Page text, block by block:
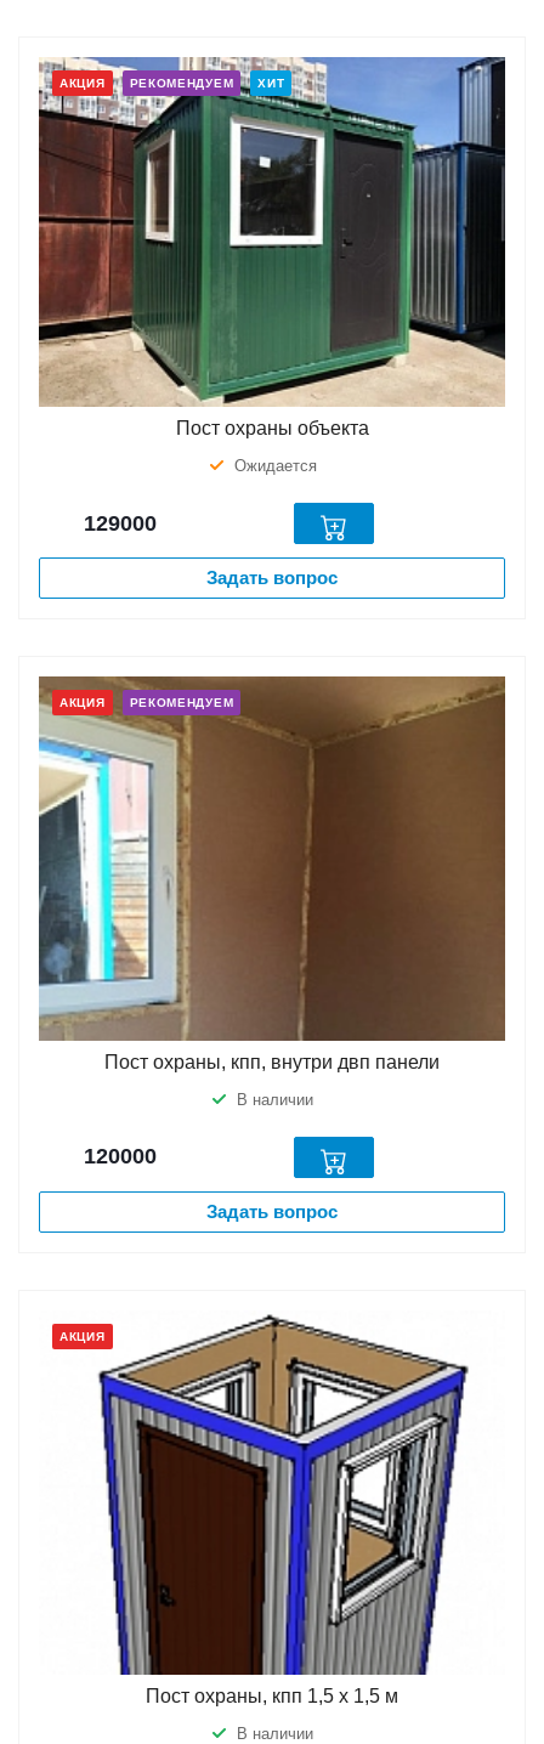
АКЦИЯ РЕКОМЕНДУЕМ ХИТ
Пост охраны объекта
Ожидается
129000
Задать вопрос
АКЦИЯ РЕКОМЕНДУЕМ
Пост охраны, кпп, внутри двп панели
В наличии
120000
Задать вопрос
АКЦИЯ
Пост охраны, кпп 1,5 х 1,5 м
В наличии